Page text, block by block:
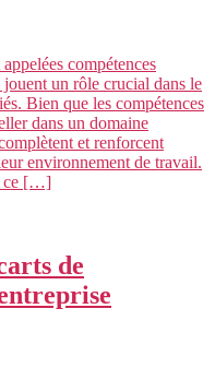
compétences
jouent un rôle crucial dans le
Bien que les compétences
dans un domaine
et renforcent
environnement de travail.
ce […]
de